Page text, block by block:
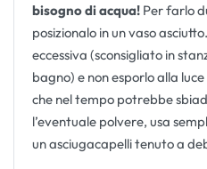
bisogno di acqua! Per farlo
posizionalo in un vaso
eccessiva (sconsigliato in
bagno) e non esporlo alla
che nel tempo potrebbe
l’eventuale polvere, usa
un asciugacapelli tenuto a